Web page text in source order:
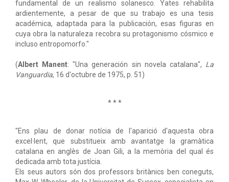
fundamental de un realismo solanesco. Yates rehabilita
ardientemente, a pesar de que su trabajo es una tesis
académica, adaptada para la publicación, esas figuras en
cuya obra la naturaleza recobra su protagonismo cósmico e
incluso entropomorfo."
(Albert Manent: "Una generación sin novela catalana", La
Vanguardia, 16 d'octubre de 1975, p. 51)
* * *
"Ens plau de donar notícia de l'aparició d'aquesta obra
excel·lent, que substitueix amb avantatge la gramàtica
catalana en anglès de Joan Gili, a la memòria del qual és
dedicada amb tota justícia.
Els seus autors són dos professors britànics ben coneguts,